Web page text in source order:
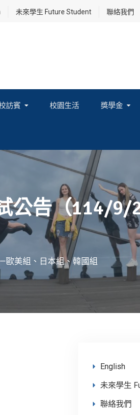
未來學生 Future Student 聯絡我們
訪賓 校園生活 獎學金
公告（114/9/
美組、日本組、韓國組
English
未來學生
聯絡我們